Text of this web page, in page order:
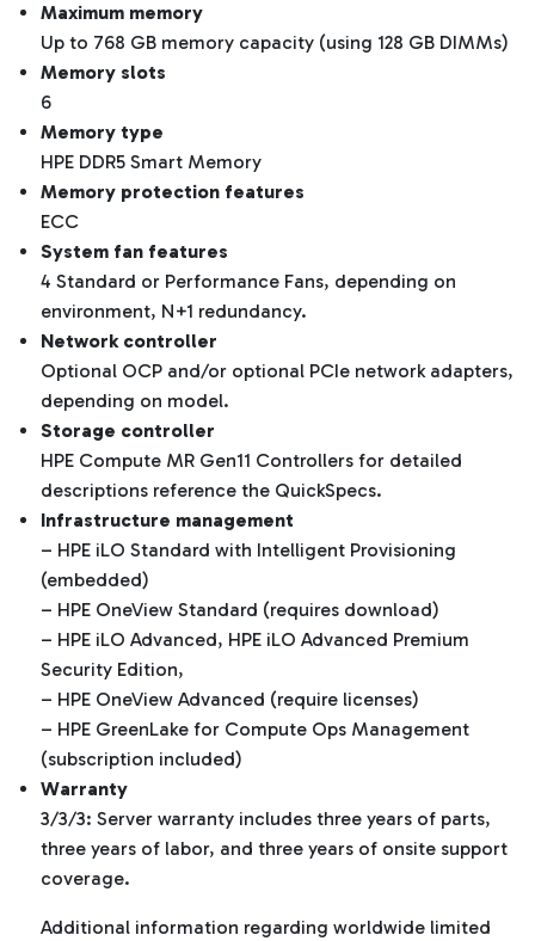
Maximum memory
Up to 768 GB memory capacity (using 128 GB DIMMs)
Memory slots
6
Memory type
HPE DDR5 Smart Memory
Memory protection features
ECC
System fan features
4 Standard or Performance Fans, depending on
environment, N+1 redundancy.
Network controller
Optional OCP and/or optional PCIe network adapters,
depending on model.
Storage controller
HPE Compute MR Gen11 Controllers for detailed
descriptions reference the QuickSpecs.
Infrastructure management
– HPE iLO Standard with Intelligent Provisioning
(embedded)
– HPE OneView Standard (requires download)
– HPE iLO Advanced, HPE iLO Advanced Premium
Security Edition,
– HPE OneView Advanced (require licenses)
– HPE GreenLake for Compute Ops Management
(subscription included)
Warranty
3/3/3: Server warranty includes three years of parts,
three years of labor, and three years of onsite support
coverage.
Additional information regarding worldwide limited